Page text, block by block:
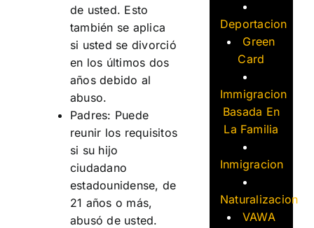
de usted. Esto
también se aplica
si usted se divorció
en los últimos dos
años debido al
abuso.
Padres: Puede
reunir los requisitos
si su hijo
ciudadano
estadounidense, de
21 años o más,
abusó de usted.
Deportacion
Green
Card
Immigracion
Basada En
La Familia
Inmigracion
Naturalizacion
VAWA